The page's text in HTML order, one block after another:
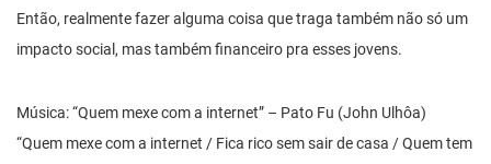
Então, realmente fazer alguma coisa que traga também não só um
impacto social, mas também financeiro pra esses jovens.
Música: “Quem mexe com a internet” – Pato Fu (John Ulhôa)
“Quem mexe com a internet / Fica rico sem sair de casa / Quem tem